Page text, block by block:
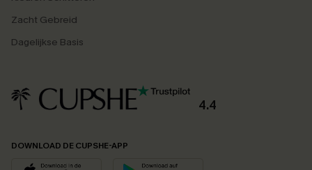
Zacht Gebreid
Dagelijkse Basis
4.4
DOWNLOAD DE CUPSHE-APP